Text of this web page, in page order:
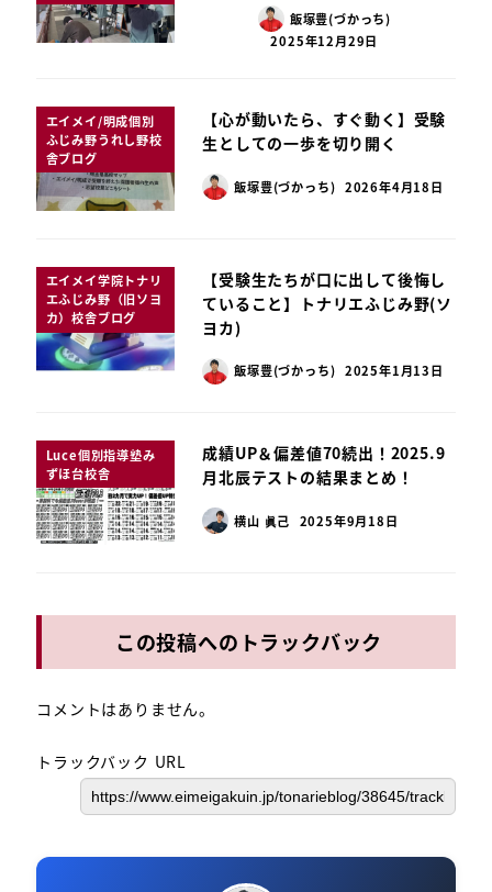
飯塚豊(づかっち)
2025年12月29日
エイメイ/明成個別
ふじみ野うれし野校
舎ブログ
【心が動いたら、すぐ動く】受験
生としての一歩を切り開く
飯塚豊(づかっち) 2026年4月18日
エイメイ学院トナリ
エふじみ野（旧ソヨ
カ）校舎ブログ
【受験生たちが口に出して後悔し
ていること】トナリエふじみ野(ソ
ヨカ)
飯塚豊(づかっち) 2025年1月13日
Luce個別指導塾み
ずほ台校舎
成績UP＆偏差値70続出！2025.9
月北辰テストの結果まとめ！
横山 眞己 2025年9月18日
この投稿へのトラックバック
コメントはありません。
トラックバック URL